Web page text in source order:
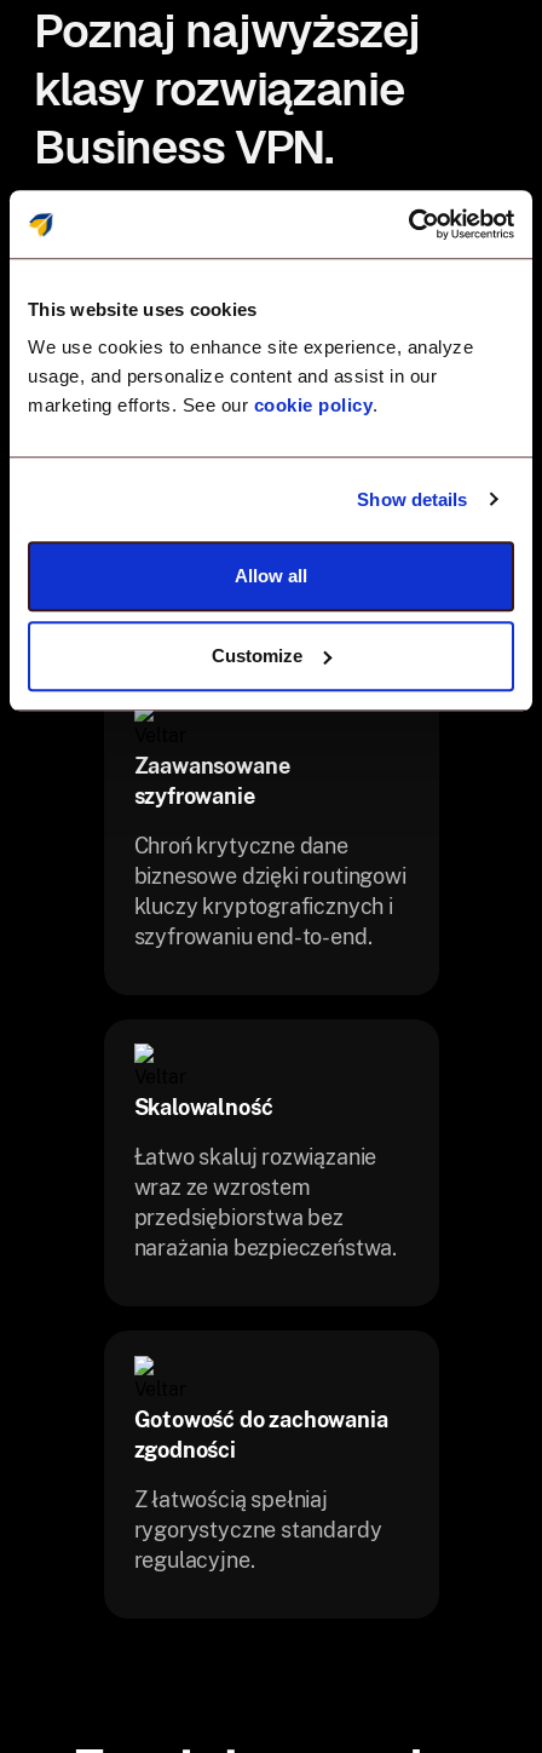
This website uses cookies
We use cookies to enhance site experience, analyze
usage, and personalize content and assist in our
marketing efforts. See our cookie policy.
Show details
Allow all
Customize
Poznaj najwyższej
klasy rozwiązanie
Business VPN.
Bez wysiłku chroń swoje dane korporacyjne dzięki
wydajność
połączenia i niskie zużycie
Zaawansowane
szyfrowanie
Chroń krytyczne dane
biznesowe dzięki routingowi
kluczy kryptograficznych i
szyfrowaniu end-to-end.
Skalowalność
Łatwo skaluj rozwiązanie
wraz ze wzrostem
przedsiębiorstwa bez
narażania bezpieczeństwa.
Gotowość do zachowania
zgodności
Z łatwością spełniaj
rygorystyczne standardy
regulacyjne.